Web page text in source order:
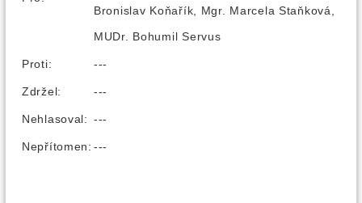
Bronislav Koňařík, Mgr. Marcela Staňková,
MUDr. Bohumil Servus
Proti: ---
Zdržel: ---
Nehlasoval: ---
Nepřítomen: ---